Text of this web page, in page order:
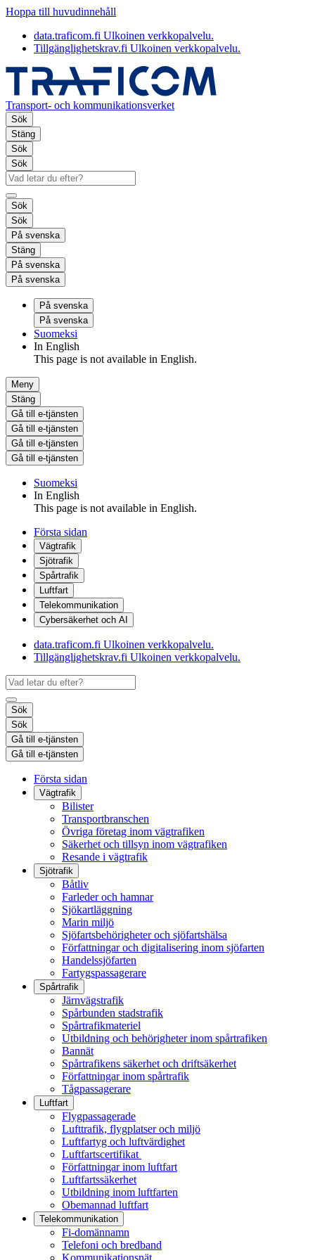
Hoppa till huvudinnehåll
data.traficom.fi Ulkoinen verkkopalvelu.
Tillgänglighetskrav.fi Ulkoinen verkkopalvelu.
Transport- och kommunikationsverket
Sök
Stäng
Sök
Sök
Sök
Sök
På svenska
Stäng
På svenska
På svenska
På svenska
På svenska
Suomeksi
In English
This page is not available in English.
Meny
Stäng
Gå till e-tjänsten
Gå till e-tjänsten
Gå till e-tjänsten
Gå till e-tjänsten
Suomeksi
In English
This page is not available in English.
Första sidan
Vägtrafik
Sjötrafik
Spårtrafik
Luftfart
Telekommunikation
Cybersäkerhet och AI
data.traficom.fi Ulkoinen verkkopalvelu.
Tillgänglighetskrav.fi Ulkoinen verkkopalvelu.
Sök
Sök
Gå till e-tjänsten
Gå till e-tjänsten
Första sidan
Vägtrafik
Bilister
Transportbranschen
Övriga företag inom vägtrafiken
Säkerhet och tillsyn inom vägtrafiken
Resande i vägtrafik
Sjötrafik
Båtliv
Farleder och hamnar
Sjökartläggning
Marin miljö
Sjöfartsbehörigheter och sjöfartshälsa
Författningar och digitalisering inom sjöfarten
Handelssjöfarten
Fartygspassagerare
Spårtrafik
Järnvägstrafik
Spårbunden stadstrafik
Spårtrafikmateriel
Utbildning och behörigheter inom spårtrafiken
Bannät
Spårtrafikens säkerhet och driftsäkerhet
Författningar inom spårtrafik
Tågpassagerare
Luftfart
Flygpassagerade
Lufttrafik, flygplatser och miljö
Luftfartyg och luftvärdighet
Luftfartscertifikat
Författningar inom luftfart
Luftfartssäkerhet
Utbildning inom luftfarten
Obemannad luftfart
Telekommunikation
Fi-domännamn
Telefoni och bredband
Kommunikationsnät